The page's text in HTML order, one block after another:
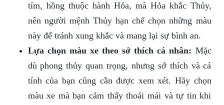
tím, hồng thuộc hành Hỏa, mà Hỏa khắc Thủy,
nên người mệnh Thủy hạn chế chọn những màu
này để tránh xung khắc và mang lại sự bình an.
Lựa chọn màu xe theo sở thích cá nhân: Mặc
dù phong thủy quan trọng, nhưng sở thích và cá
tính của bạn cũng cần được xem xét. Hãy chọn
màu xe mà bạn cảm thấy thoải mái và tự tin khi